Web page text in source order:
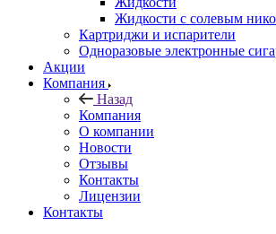
Жидкости с солевым
Картриджи и испарители
Одноразовые электронные
Акции
Компания
Назад
Компания
О компании
Новости
Отзывы
Контакты
Лицензии
Контакты